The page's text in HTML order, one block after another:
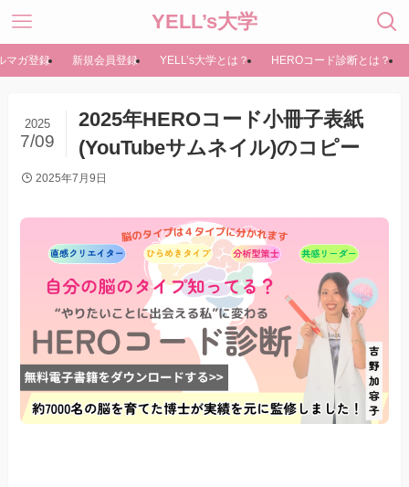
YELL’s大学
マガ登録 新規会員登録 YELL’s大学とは？ HEROコード診断とは？
2025年HEROコード小冊子表紙
(YouTubeサムネイル)のコピー
2025
7/09
2025年7月9日